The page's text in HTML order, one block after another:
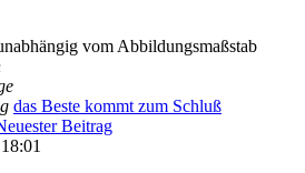
vom Abbildungsmaßstab
das Beste kommt zum Schluß
Beitrag